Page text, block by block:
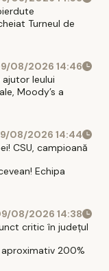
Turneul de
08/2026 14:46
leului
Moody’s a
08/2026 14:44
CSU, campioană
Echipa
08/2026 14:38
critic în județul
200%